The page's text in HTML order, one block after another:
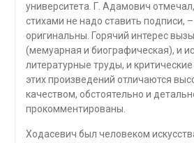
университета. Г. Адамович
стихами не надо ставить подписи,
оригинальны. Горячий интерес
(мемуарная и биографическая), и
литературные труды, и
этих произведений отличаются
качеством, обстоятельно и
прокомментированы.
Ходасевич был человеком